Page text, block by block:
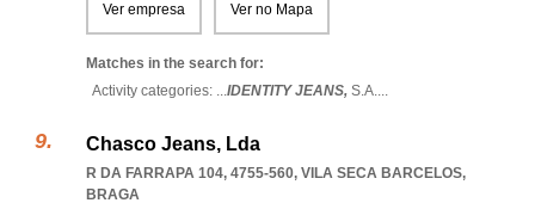
Ver empresa Ver no Mapa
Matches in the search for:
Activity categories: ...IDENTITY JEANS, S.A....
Chasco Jeans, Lda
R DA FARRAPA 104, 4755-560, VILA SECA BARCELOS,
BRAGA